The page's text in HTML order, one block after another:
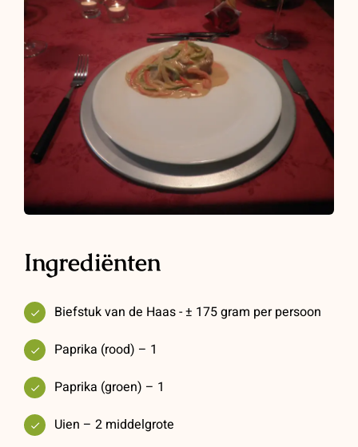
Ingrediënten
Biefstuk van de Haas - ± 175 gram per persoon
Paprika (rood) – 1
Paprika (groen) – 1
Uien – 2 middelgrote